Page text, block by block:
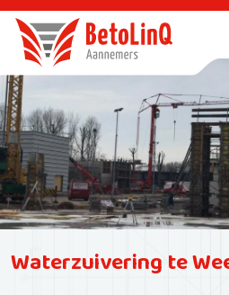
Waterzuivering te